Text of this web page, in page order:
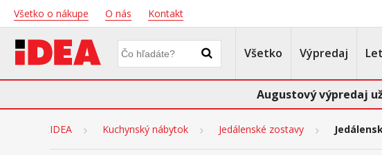
Všetko o nákupe O nás Kontakt
Všetko Výpredaj
Augustový výpredaj
IDEA Kuchynský nábytok Jedálenské zostavy